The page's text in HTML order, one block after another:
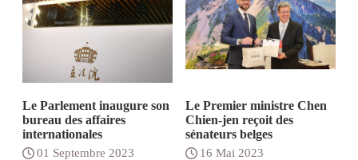
Le Parlement inaugure son
bureau des affaires
internationales
01 Septembre 2023
Le Premier ministre Chen
Chien-jen reçoit des
sénateurs belges
16 Mai 2023